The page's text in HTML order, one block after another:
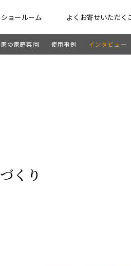
ショールーム よくお寄せいただく
の家庭菜園 使用事例 インタビュー
くり